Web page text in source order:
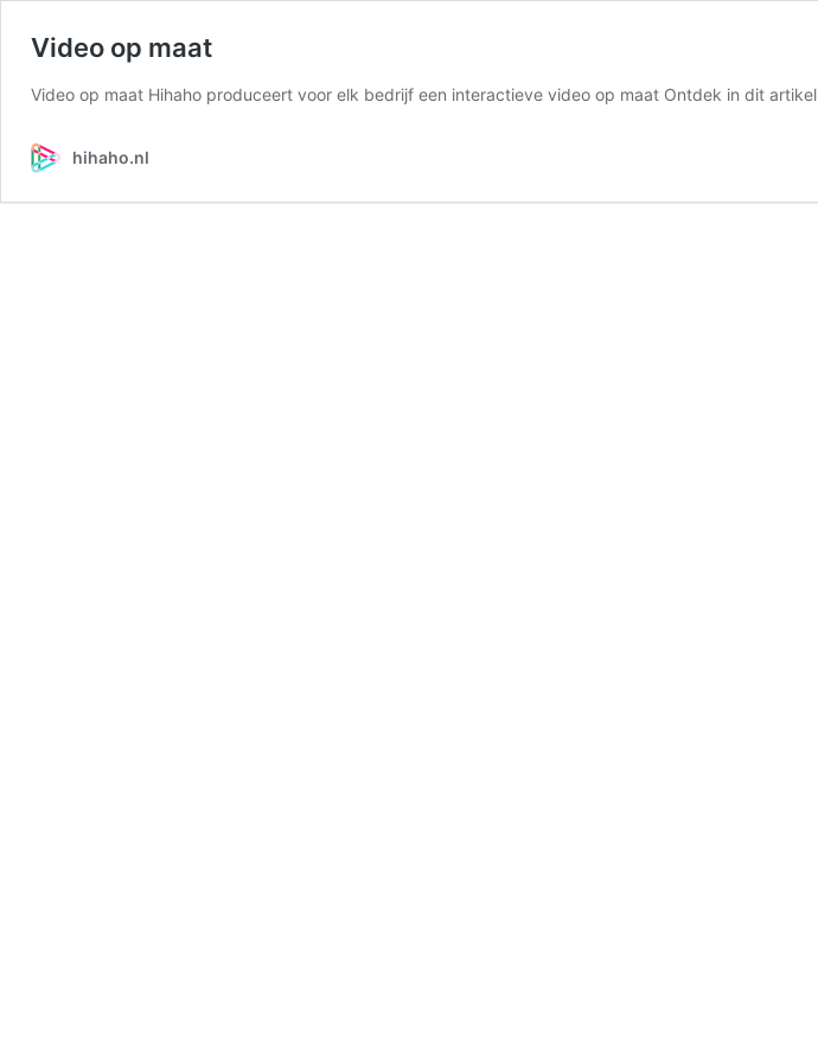
Video op maat
Video op maat Hihaho produceert voor elk bedrijf een interactieve video op maat Ontdek in dit
hihaho.nl